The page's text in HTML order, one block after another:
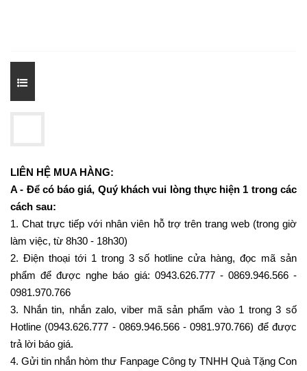
LIÊN HỆ MUA HÀNG:
A - Để có báo giá, Quý khách vui lòng thực hiện 1 trong các
cách sau:
1. Chat trực tiếp với nhân viên hỗ trợ trên trang web (trong giờ
làm việc, từ 8h30 - 18h30)
2. Điện thoại tới 1 trong 3 số hotline cửa hàng, đọc mã sản
phẩm để được nghe báo giá: 0943.626.777 - 0869.946.566 -
0981.970.766
3. Nhắn tin, nhắn zalo, viber mã sản phẩm vào 1 trong 3 số
Hotline (0943.626.777 - 0869.946.566 - 0981.970.766) để được
trả lời báo giá.
4. Gửi tin nhắn hòm thư Fanpage Công ty TNHH Quà Tặng Con